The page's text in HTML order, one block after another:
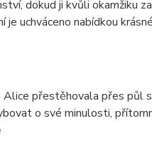
dokud ji kvůli okamžiku
uchváceno nabídkou
přestěhovala přes půl
o své minulosti,